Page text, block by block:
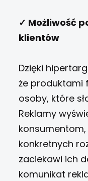
✓ Możliwość
klientów
Dzięki
że produktami
osoby, które
Reklamy
konkretnych
zaciekawi ich
komunikat